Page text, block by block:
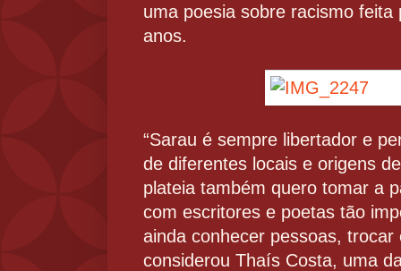
uma poesia sobre racismo
anos.
“Sarau é sempre libertador e
de diferentes locais e origens
plateia também quero tomar a
com escritores e poetas tão
ainda conhecer pessoas, trocar
considerou Thaís Costa, uma